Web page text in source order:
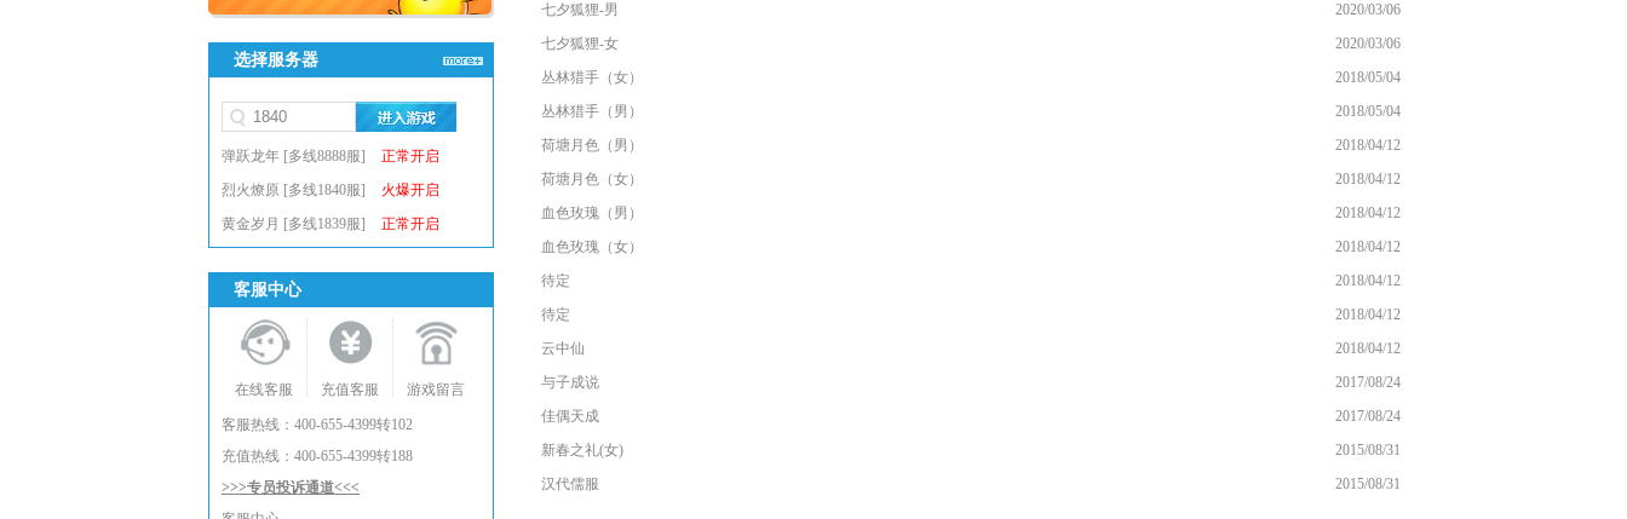
选择服务器
弹跃龙年 [多线8888服]
正常开启
烈火燎原 [多线1840服]
火爆开启
黄金岁月 [多线1839服]
正常开启
客服中心
在线客服 充值客服 游戏留言
客服热线：400-655-4399转102
充值热线：400-655-4399转188
>>>专员投诉通道<<<
2020/03/06
七夕狐狸-男
2020/03/06
七夕狐狸-女
2018/05/04
丛林猎手（女）
2018/05/04
丛林猎手（男）
2018/04/12
荷塘月色（男）
2018/04/12
荷塘月色（女）
2018/04/12
血色玫瑰（男）
2018/04/12
血色玫瑰（女）
2018/04/12
待定
2018/04/12
待定
2018/04/12
云中仙
2017/08/24
与子成说
2017/08/24
佳偶天成
2015/08/31
新春之礼(女)
2015/08/31
汉代儒服